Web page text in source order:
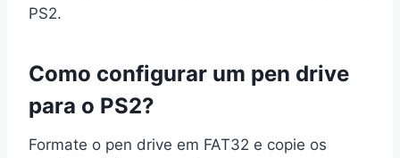
PS2.
Como configurar um pen drive
para o PS2?
Formate o pen drive em FAT32 e copie os